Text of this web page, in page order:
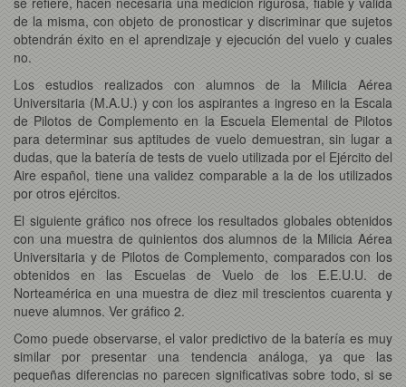
de la misma, con objeto de pronosticar y discriminar que sujetos
obtendrán éxito en el aprendizaje y ejecución del vuelo y cuales
no.
Los estudios realizados con alumnos de la Milicia Aérea
Universitaria (M.A.U.) y con los aspirantes a ingreso en la Escala
de Pilotos de Complemento en la Escuela Elemental de Pilotos
para determinar sus aptitudes de vuelo demuestran, sin lugar a
dudas, que la batería de tests de vuelo utilizada por el Ejército del
Aire español, tiene una validez comparable a la de los utilizados
por otros ejércitos.
El siguiente gráfico nos ofrece los resultados globales obtenidos
con una muestra de quinientos dos alumnos de la Milicia Aérea
Universitaria y de Pilotos de Complemento, comparados con los
obtenidos en las Escuelas de Vuelo de los E.E.U.U. de
Norteamérica en una muestra de diez mil trescientos cuarenta y
nueve alumnos. Ver gráfico 2.
Como puede observarse, el valor predictivo de la batería es muy
similar por presentar una tendencia análoga, ya que las
pequeñas diferencias no parecen significativas sobre todo, si se